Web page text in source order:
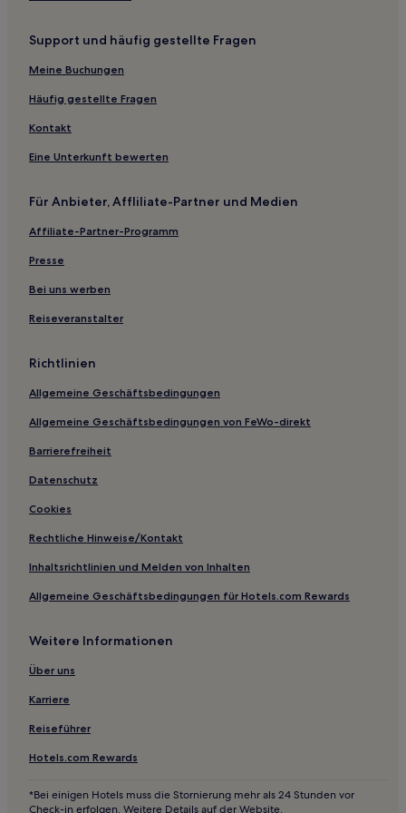
Hotels nahe Gruta de San Pedro
Hotels nahe Estadio Hernando Siles
Hotels nahe Casa de la Cultura Franz Tamayo
San Pedro: Hotels
Ancoamaya Hotels
Hotels nahe Catedral Metropolitana Nuestra Señora de La
Hotels nahe Mirador Laikakota
Hotels nahe Casa Günther
Hotels nahe Plaza Monolito Bennett
Hotels nahe Plaza San Francisco
Hostels in Copacabana
Hostels in Isla del Sol
Support und häufig gestellte Fragen
Meine Buchungen
Häufig gestellte Fragen
Kontakt
Eine Unterkunft bewerten
Für Anbieter, Affliliate-Partner und Medien
Affiliate-Partner-Programm
Presse
Bei uns werben
Reiseveranstalter
Richtlinien
Allgemeine Geschäftsbedingungen
Allgemeine Geschäftsbedingungen von FeWo-direkt
Barrierefreiheit
Datenschutz
Cookies
Rechtliche Hinweise/Kontakt
Inhaltsrichtlinien und Melden von Inhalten
Allgemeine Geschäftsbedingungen für Hotels.com Rewards
Weitere Informationen
Über uns
Karriere
Reiseführer
Hotels.com Rewards
*Bei einigen Hotels muss die Stornierung mehr als 24 Stunden vor
Check-in erfolgen. Weitere Details auf der Website.